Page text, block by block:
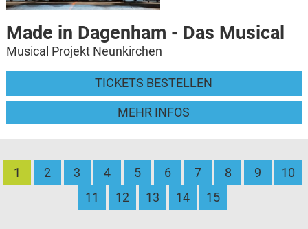
Made in Dagenham - Das Musical
Musical Projekt Neunkirchen
TICKETS BESTELLEN
MEHR INFOS
1 2 3 4 5 6 7 8 9
10
11
12 13 14 15